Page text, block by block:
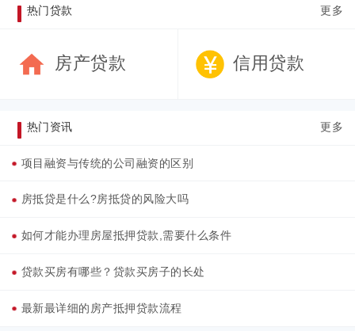
热门贷款 更多
房产贷款 信用贷款
热门资讯 更多
项目融资与传统的公司融资的区别
房抵贷是什么?房抵贷的风险大吗
如何才能办理房屋抵押贷款,需要什么条件
贷款买房有哪些？贷款买房子的长处
最新最详细的房产抵押贷款流程